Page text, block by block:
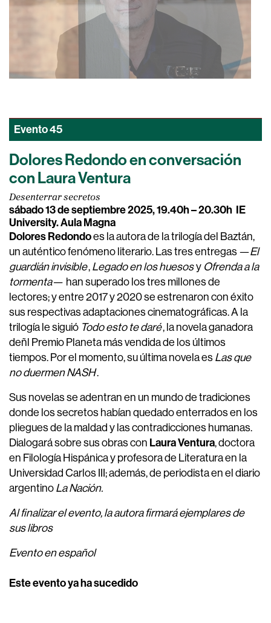
Evento45
Dolores Redondo en conversación
con Laura Ventura
Desenterrar secretos
sábado 13 de septiembre 2025, 19.40h – 20.30h IE
University. Aula Magna
Dolores Redondoes la autora de la trilogía del Baztán,
un auténtico fenómeno literario. Las tres entregas —El
guardián invisible, Legado en los huesos y Ofrenda a la
tormenta— han superado los tres millones de
lectores; y entre 2017 y 2020 se estrenaron con éxito
sus respectivas adaptaciones cinematográficas. A la
trilogía le siguió Todo esto te daré, la novela ganadora
deñl Premio Planeta más vendida de los últimos
tiempos. Por el momento, su última novela es Las que
no duermen NASH.
Sus novelas se adentran en un mundo de tradiciones
donde los secretos habían quedado enterrados en los
pliegues de la maldad y las contradicciones humanas.
Dialogará sobre sus obras con Laura Ventura, doctora
en Filología Hispánica y profesora de Literatura en la
Universidad Carlos III; además, de periodista en el diario
argentino La Nación.
Al finalizar el evento, la autora firmará ejemplares de
sus libros
Evento en español
Este evento ya ha sucedido